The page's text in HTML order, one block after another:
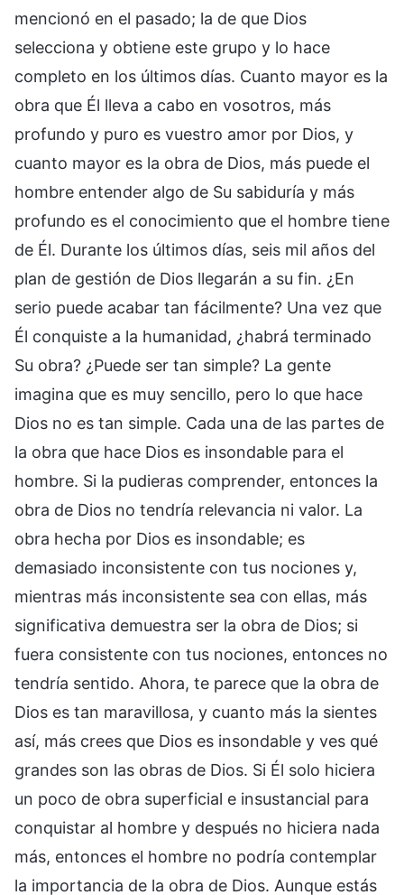
mencionó en el pasado; la de que Dios
selecciona y obtiene este grupo y lo hace
completo en los últimos días. Cuanto mayor es la
obra que Él lleva a cabo en vosotros, más
profundo y puro es vuestro amor por Dios, y
cuanto mayor es la obra de Dios, más puede el
hombre entender algo de Su sabiduría y más
profundo es el conocimiento que el hombre tiene
de Él. Durante los últimos días, seis mil años del
plan de gestión de Dios llegarán a su fin. ¿En
serio puede acabar tan fácilmente? Una vez que
Él conquiste a la humanidad, ¿habrá terminado
Su obra? ¿Puede ser tan simple? La gente
imagina que es muy sencillo, pero lo que hace
Dios no es tan simple. Cada una de las partes de
la obra que hace Dios es insondable para el
hombre. Si la pudieras comprender, entonces la
obra de Dios no tendría relevancia ni valor. La
obra hecha por Dios es insondable; es
demasiado inconsistente con tus nociones y,
mientras más inconsistente sea con ellas, más
significativa demuestra ser la obra de Dios; si
fuera consistente con tus nociones, entonces no
tendría sentido. Ahora, te parece que la obra de
Dios es tan maravillosa, y cuanto más la sientes
así, más crees que Dios es insondable y ves qué
grandes son las obras de Dios. Si Él solo hiciera
un poco de obra superficial e insustancial para
conquistar al hombre y después no hiciera nada
más, entonces el hombre no podría contemplar
la importancia de la obra de Dios. Aunque estás